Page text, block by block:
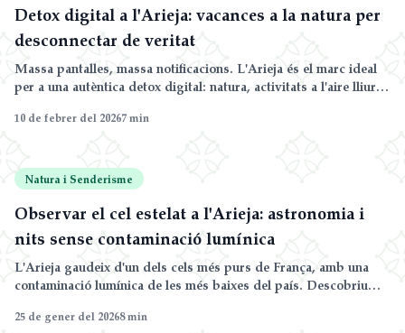
Detox digital a l'Arieja: vacances a la natura per
desconnectar de veritat
Massa pantalles, massa notificacions. L'Arieja és el marc ideal
per a una autèntica detox digital: natura, activitats a l'aire lliure i
10 de febrer del 20267min
Natura i Senderisme
Observar el cel estelat a l'Arieja: astronomia i
nits sense contaminació lumínica
L'Arieja gaudeix d'un dels cels més purs de França, amb una
contaminació lumínica de les més baixes del país. Descobriu
25 de gener del 20268min